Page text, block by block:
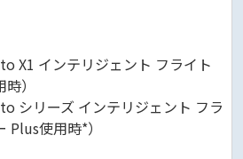
X1 インテリジェント フライト
）
シリーズ インテリジェント フラ
Plus使用時*）